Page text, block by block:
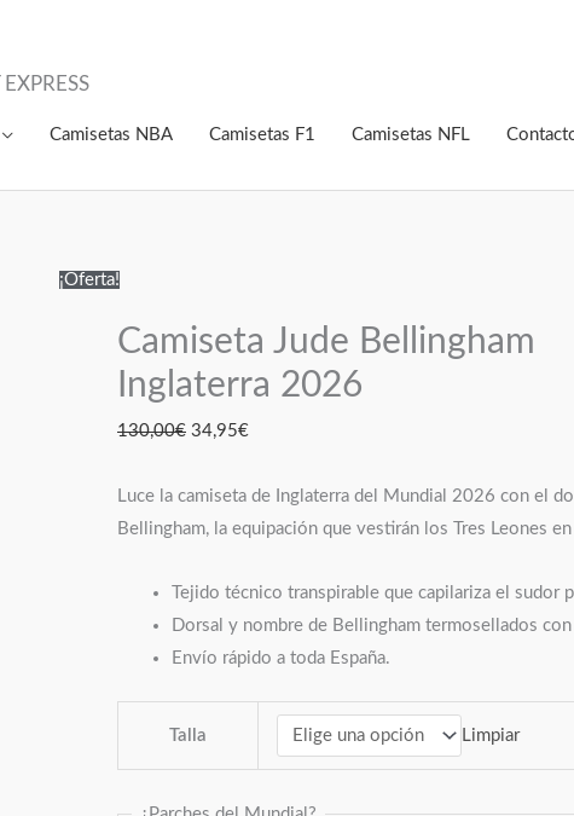
Camisetas NBA Camisetas F1 Camisetas NFL
¡Oferta!
Camiseta Jude Bellingham
Inglaterra 2026
130,00€
original
era:
34,95€
actual
es:
Luce la camiseta de Inglaterra del Mundial 2026 con el
Bellingham, la equipación que vestirán los Tres Leones
Tejido técnico transpirable que capilariza el sudor
Dorsal y nombre de Bellingham termosellados
Envío rápido a toda España.
Talla Limpiar
Camiseta
Bellingham
Inglaterra 2026